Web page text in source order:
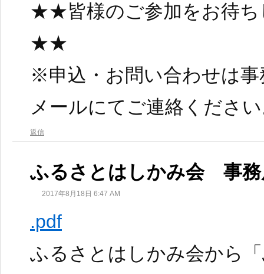
★★皆様のご参加をお待ち
★★
※申込・お問い合わせは
メールにてご連絡くださ
返信
ふるさとはしかみ会 事務
2017年8月18日 6:47 AM
.pdf
ふるさとはしかみ会から